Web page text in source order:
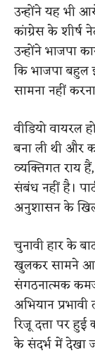
उन्होंने यह भी
कांग्रेस के शीर्ष
उन्होंने भाजपा
कि भाजपा बहुल
सामना नहीं
वीडियो
बना ली थी और
व्यक्तिगत राय
संबंध नहीं है।
अनुशासन के
चुनावी हार के
खुलकर सामने
संगठनात्मक
अभियान
रिजू दत्ता पर
के संदर्भ में देखा